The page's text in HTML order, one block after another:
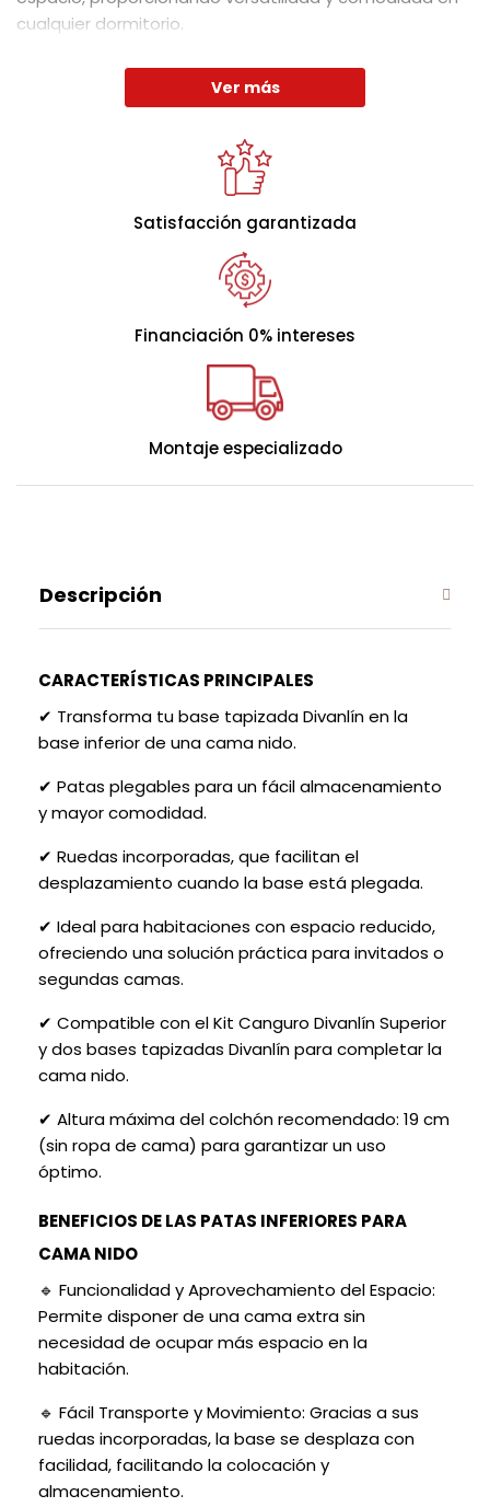
cualquier dormitorio.
Ver más
Satisfacción garantizada
Financiación 0% intereses
Montaje especializado
Descripción
CARACTERÍSTICAS PRINCIPALES
✔ Transforma tu base tapizada Divanlín en la
base inferior de una cama nido.
✔ Patas plegables para un fácil almacenamiento
y mayor comodidad.
✔ Ruedas incorporadas, que facilitan el
desplazamiento cuando la base está plegada.
✔ Ideal para habitaciones con espacio reducido,
ofreciendo una solución práctica para invitados o
segundas camas.
✔ Compatible con el Kit Canguro Divanlín Superior
y dos bases tapizadas Divanlín para completar la
cama nido.
✔ Altura máxima del colchón recomendado: 19 cm
(sin ropa de cama) para garantizar un uso
óptimo.
BENEFICIOS DE LAS PATAS INFERIORES PARA
CAMA NIDO
🔹 Funcionalidad y Aprovechamiento del Espacio:
Permite disponer de una cama extra sin
necesidad de ocupar más espacio en la
habitación.
🔹 Fácil Transporte y Movimiento: Gracias a sus
ruedas incorporadas, la base se desplaza con
facilidad, facilitando la colocación y
almacenamiento.